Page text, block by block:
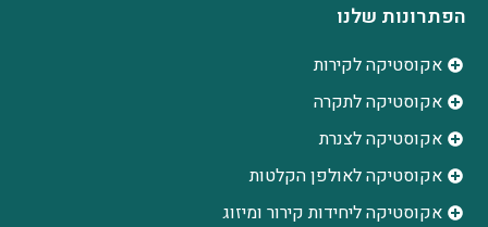
הפתרונות שלנו
אקוסטיקה לקירות
אקוסטיקה לתקרה
אקוסטיקה לצנרת
אקוסטיקה לאולפן הקלטות
‫אקוסטיקה ליחידות קירור ומיזוג